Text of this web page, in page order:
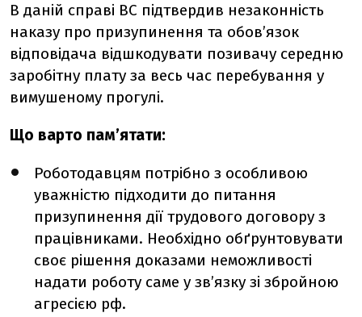
В даній справі ВС підтвердив незаконність
наказу про призупинення та обов’язок
відповідача відшкодувати позивачу середню
заробітну плату за весь час перебування у
вимушеному прогулі.
Що варто пам’ятати:
Роботодавцям потрібно з особливою
уважністю підходити до питання
призупинення дії трудового договору з
працівниками. Необхідно обґрунтовувати
своє рішення доказами неможливості
надати роботу саме у зв’язку зі збройною
агресією рф.